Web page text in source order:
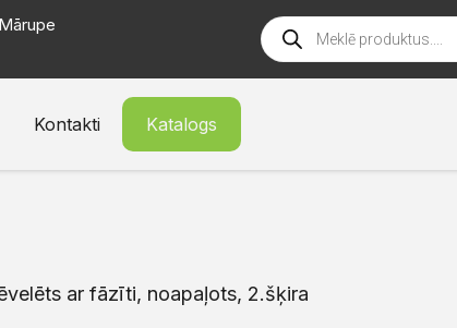
Kontakti Katalogs
ar fāzīti, noapaļots, 2.šķira